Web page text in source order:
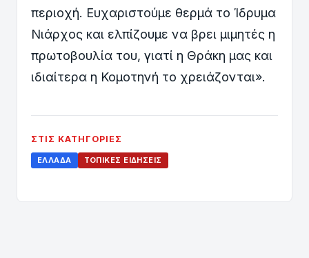
περιοχή. Ευχαριστούμε θερμά το Ίδρυμα
Νιάρχος και ελπίζουμε να βρει μιμητές η
πρωτοβουλία του, γιατί η Θράκη μας και
ιδιαίτερα η Κομοτηνή το χρειάζονται».
ΣΤΙΣ ΚΑΤΗΓΟΡΊΕΣ
ΕΛΛΆΔΑ ΤΟΠΙΚΈΣ ΕΙΔΉΣΕΙΣ